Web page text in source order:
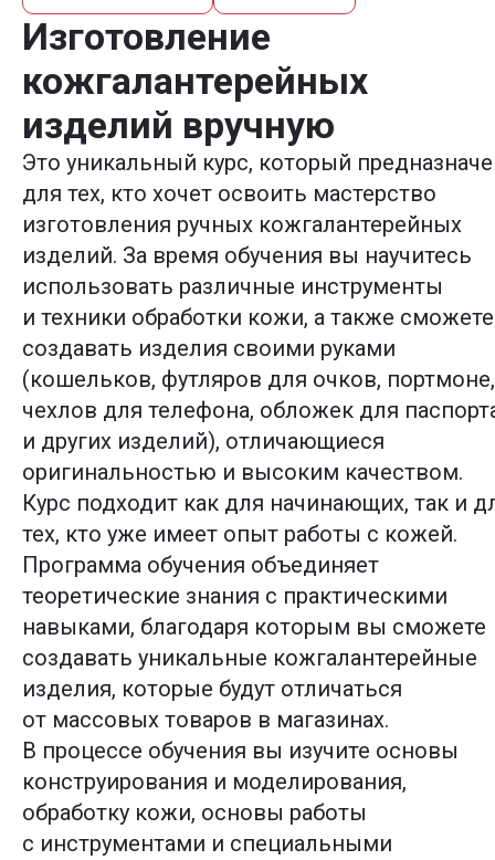
Изготовление
кожгалантерейных
изделий вручную
Это уникальный курс, который
для тех, кто хочет освоить мастерство
изготовления ручных кожгалантерейных
изделий. За время обучения вы научитесь
использовать различные инструменты
и техники обработки кожи, а также сможете
создавать изделия своими руками
(кошельков, футляров для очков, портмоне,
чехлов для телефона, обложек для
и других изделий), отличающиеся
оригинальностью и высоким качеством.
Курс подходит как для начинающих, так и
тех, кто уже имеет опыт работы с кожей.
Программа обучения объединяет
теоретические знания с практическими
навыками, благодаря которым вы сможете
создавать уникальные кожгалантерейные
изделия, которые будут отличаться
от массовых товаров в магазинах.
В процессе обучения вы изучите основы
конструирования и моделирования,
обработку кожи, основы работы
с инструментами и специальными